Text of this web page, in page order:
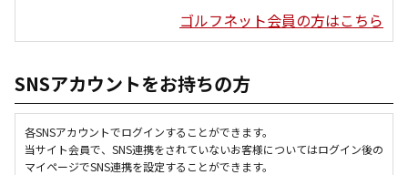
ゴルフネット会員の方はこちら
SNSアカウントをお持ちの方
各SNSアカウントでログインすることができます。
当サイト会員で、SNS連携をされていないお客様についてはログイン後の
マイページでSNS連携を設定することができます。